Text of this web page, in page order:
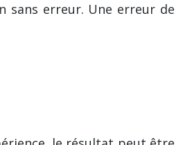
sans erreur. Une erreur de